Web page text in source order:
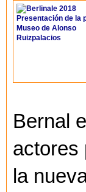
Bernal
actores
la